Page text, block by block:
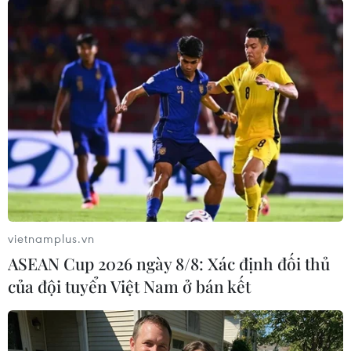
tranh luận nhất
Năm qua, lĩnh vực Phim ảnh chứng kiến sự
xuất hiện của hàng loạt “bom tấn” được đầu tư
chỉn chu cả truyền hình lẫn phim chiếu rạp, thu
hút lượng quan tâm đông đảo của người dùng
với hơn 389 chủ đề phim ảnh, tạo ra hơn 16
triệu lượt thảo luận, 320 triệu tương tác từ khán
giả.
vietnamplus.vn
ASEAN Cup 2026 ngày 8/8: Xác định đối thủ
của đội tuyển Việt Nam ở bán kết